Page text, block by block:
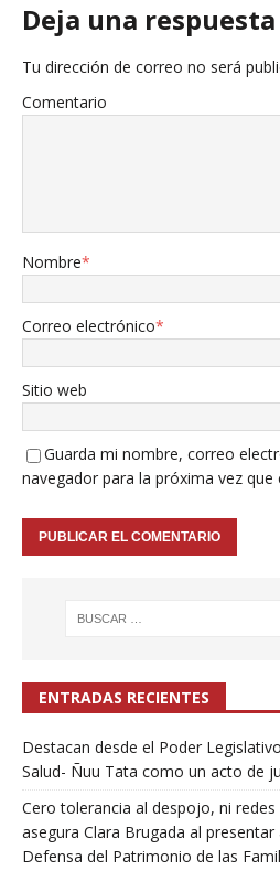
Deja una respuesta
Tu dirección de correo no será
Comentario
Nombre*
Correo electrónico*
Sitio web
Guarda mi nombre, correo
navegador para la próxima vez que
ENTRADAS RECIENTES
Destacan desde el Poder
Salud- Ñuu Tata como un acto de
Cero tolerancia al despojo, ni
asegura Clara Brugada al
Defensa del Patrimonio de las